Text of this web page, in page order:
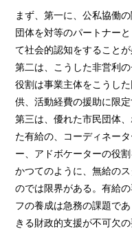
まず、第一に、公私協働
団体を対等のパートナー
て社会的認知をすることが
第二は、こうした非営利
役割は事業主体をこうし
供、活動経費の援助に限定
第三は、優れた市民団体
た有給の、コーディネー
ー、アドボケーターの役
かつてのように、無給の
のでは限界がある。有給
フの養成は急務の課題で
きる財政的支援が不可欠